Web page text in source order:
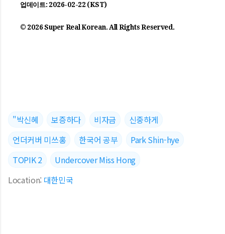
업데이트: 2026-02-22 (KST)
© 2026 Super Real Korean. All Rights Reserved.
"박신혜 보증하다 비자금
신중하게
언더커버 미쓰홍
한국어 공부
Park Shin-hye
TOPIK 2
Undercover Miss Hong
Location: 대한민국